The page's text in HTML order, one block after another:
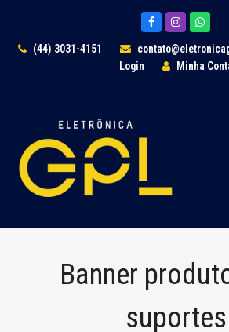
FacebookInstagram
(44) 3031-4151
Login
Minha
Banner
suportes